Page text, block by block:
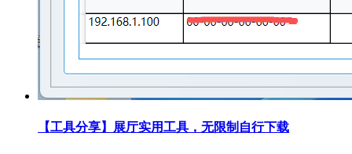
【工具分享】展厅实用工具，无限制自行下载